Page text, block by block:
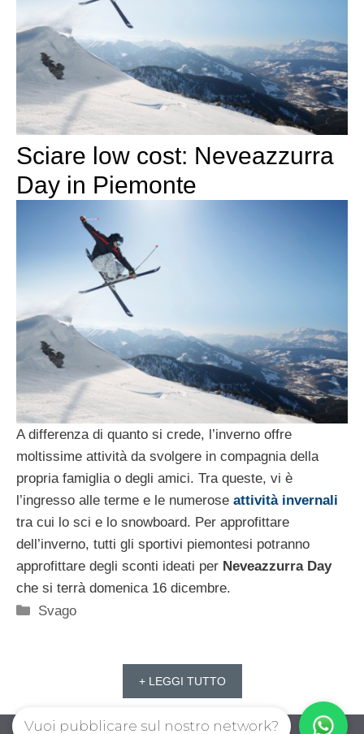
Sciare low cost: Neveazzurra
Day in Piemonte
A differenza di quanto si crede, l’inverno offre
moltissime attività da svolgere in compagnia della
propria famiglia o degli amici. Tra queste, vi è
l’ingresso alle terme e le numerose attività invernali
tra cui lo sci e lo snowboard. Per approfittare
dell’inverno, tutti gli sportivi piemontesi potranno
approfittare degli sconti ideati per Neveazzurra Day
che si terrà domenica 16 dicembre.
Categorie
Svago
+ LEGGI TUTTO
Vuoi pubblicare sul nostro network?